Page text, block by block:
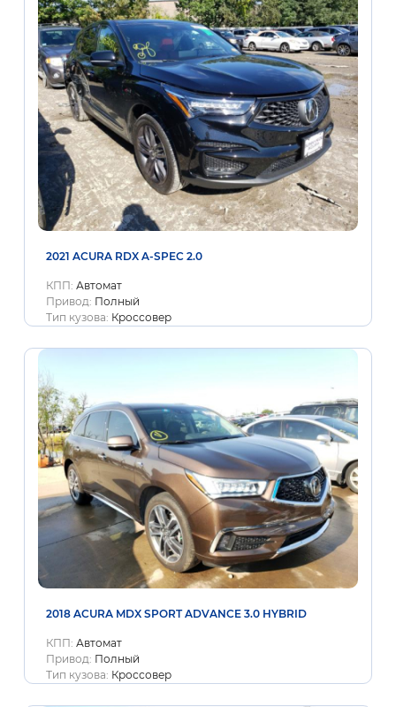
2021 ACURA RDX A-SPEC 2.0
КПП: Автомат
Привод: Полный
Тип кузова: Кроссовер
2018 ACURA MDX SPORT ADVANCE 3.0 HYBRID
КПП: Автомат
Привод: Полный
Тип кузова: Кроссовер